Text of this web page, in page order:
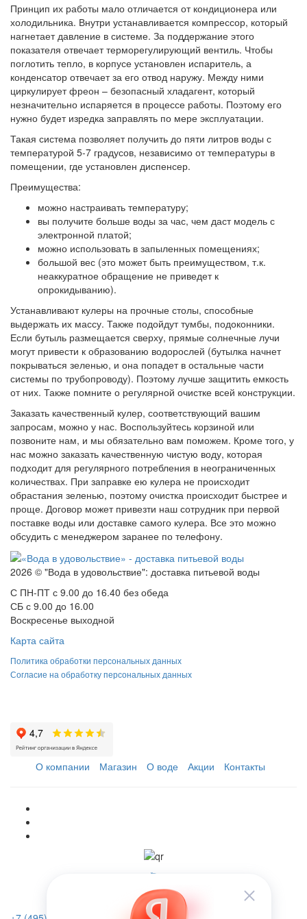
Принцип их работы мало отличается от кондиционера или
холодильника. Внутри устанавливается компрессор, который
нагнетает давление в системе. За поддержание этого
показателя отвечает терморегулирующий вентиль. Чтобы
поглотить тепло, в корпусе установлен испаритель, а
конденсатор отвечает за его отвод наружу. Между ними
циркулирует фреон – безопасный хладагент, который
незначительно испаряется в процессе работы. Поэтому его
нужно будет изредка заправлять по мере эксплуатации.
Такая система позволяет получить до пяти литров воды с
температурой 5-7 градусов, независимо от температуры в
помещении, где установлен диспенсер.
Преимущества:
можно настраивать температуру;
вы получите больше воды за час, чем даст модель с
электронной платой;
можно использовать в запыленных помещениях;
большой вес (это может быть преимуществом, т.к.
неаккуратное обращение не приведет к
опрокидыванию).
Устанавливают кулеры на прочные столы, способные
выдержать их массу. Также подойдут тумбы, подоконники.
Если бутыль размещается сверху, прямые солнечные лучи
могут привести к образованию водорослей (бутылка начнет
покрываться зеленью, и она попадет в остальные части
системы по трубопроводу). Поэтому лучше защитить емкость
от них. Также помните о регулярной очистке всей конструкции.
Заказать качественный кулер, соответствующий вашим
запросам, можно у нас. Воспользуйтесь корзиной или
позвоните нам, и мы обязательно вам поможем. Кроме того, у
нас можно заказать качественную чистую воду, которая
подходит для регулярного потребления в неограниченных
количествах. При заправке ею кулера не происходит
обрастания зеленью, поэтому очистка происходит быстрее и
проще. Договор может привезти наш сотрудник при первой
поставке воды или доставке самого кулера. Все это можно
обсудить с менеджером заранее по телефону.
2026 © "Вода в удовольствие": доставка питьевой воды
С ПН-ПТ с 9.00 до 16.40 без обеда
СБ с 9.00 до 16.00
Воскресенье выходной
Карта сайта
Политика обработки персональных данных
Согласие на обработку персональных данных
О компании Магазин О воде Акции Контакты